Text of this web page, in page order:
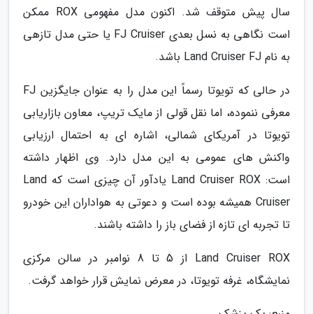
سال پیش متوقف شد. اکنون مدل مفهومی ROX ممکن
است نگاهی به نسل بعدی FJ Cruiser یا حتی مدل تازهی
به نام Land Cruiser FJ باشد.
در حالی که تویوتا رسماً این مدل را به عنوان جایگزین FJ
معرفی ننموده، اما نقل قولی از مایک تریپ، معاون بازاریابی
تویوتا در آمریکای شمالی، اشاره ای به احتمال ارزیابی
واکنش های عمومی به این مدل دارد. وی اظهار داشته
است: Land Cruiser ROX یادآور آن چیزی است که Land
Cruiser همیشه بوده است و دعوتی به هواداران این خودرو
تا تجربه ای تازه از فضای باز را داشته باشند.
Land Cruiser ROX از 5 تا 8 نوامبر در سالن مرکزی
نمایشگاه، غرفه تویوتا، در معرض نمایش قرار خواهد گرفت.